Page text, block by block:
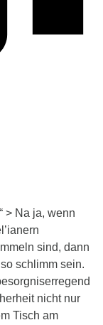
> Na ja, wenn
sind, dann
schlimm sein.
nicht nur
Tisch am